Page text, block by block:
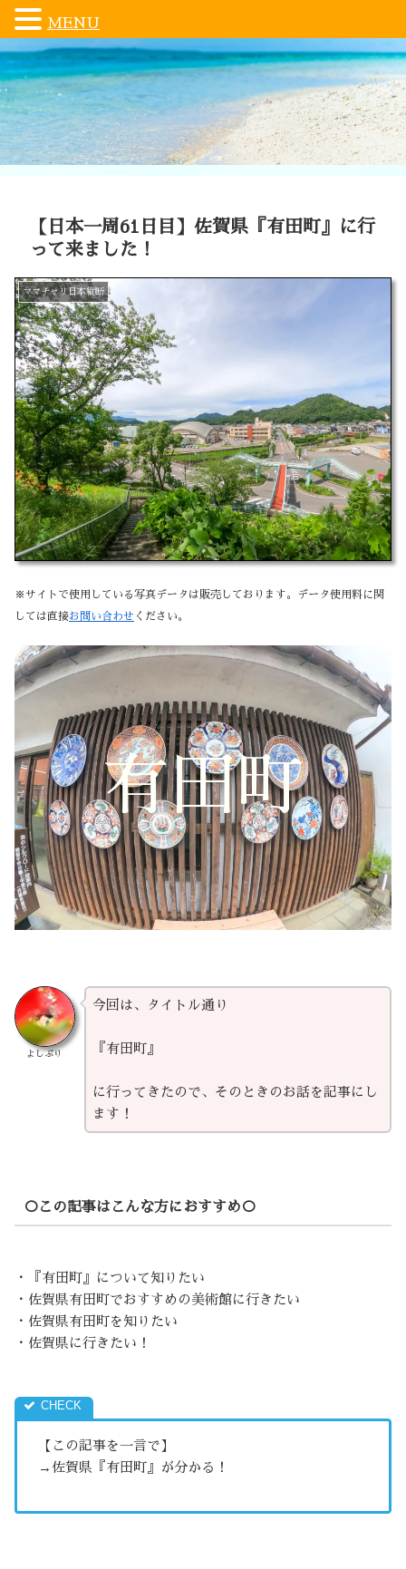
【日本一周61日目】佐賀県『有田町』に行
って来ました！
ママチャリ日本縦断
※サイトで使用している写真データは販売しております。データ使用料に関
しては直接お問い合わせ ください。
有田町
よしぷり
今回は、タイトル通り
『有田町』
に行ってきたので、そのときのお話を記事にし
ます！
○この記事はこんな方におすすめ○
・『有田町』について知りたい
・佐賀県有田町でおすすめの美術館に行きたい
・佐賀県有田町を知りたい
・佐賀県に行きたい！
【この記事を一言で】
→佐賀県『有田町』が分かる！
MENU